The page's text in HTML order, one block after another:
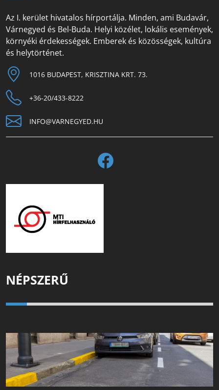
Az I. kerület hivatalos hírportálja. Minden, ami Budavár,
Várnegyed és Bel-Buda. Helyi közélet, lokális események,
környéki érdekességek. Emberek és közösségek, kultúra
és helytörténet.
1016 BUDAPEST, KRISZTINA KRT. 73.
+36-20/433-8222
INFO@VARNEGYED.HU
NÉPSZERŰ